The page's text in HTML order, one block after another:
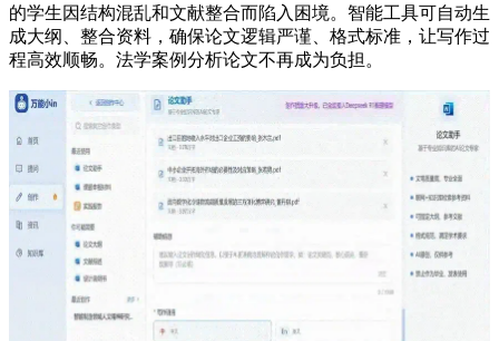
的学生因结构混乱和文献整合而陷入困境。智能工具可自动生
成大纲、整合资料，确保论文逻辑严谨、格式标准，让写作过
程高效顺畅。法学案例分析论文不再成为负担。